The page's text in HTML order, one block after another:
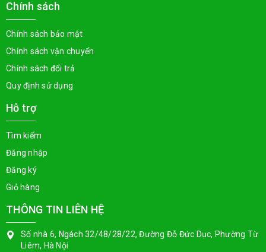
Chính sách
Chính sách bảo mật
Chính sách vận chuyển
Chính sách đổi trả
Quy định sử dụng
Hỗ trợ
Tìm kiếm
Đăng nhập
Đăng ký
Giỏ hàng
THÔNG TIN LIÊN HỆ
Số nhà 6, Ngách 32/48/28/22, Đường Đỗ Đức Dục, Phường Từ
Liêm, Hà Nội